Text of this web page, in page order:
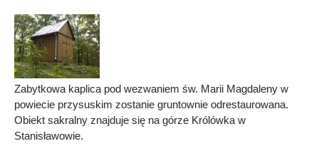
Zabytkowa kaplica pod wezwaniem św. Marii Magdaleny w
powiecie przysuskim zostanie gruntownie odrestaurowana.
Obiekt sakralny znajduje się na górze Królówka w
Stanisławowie.